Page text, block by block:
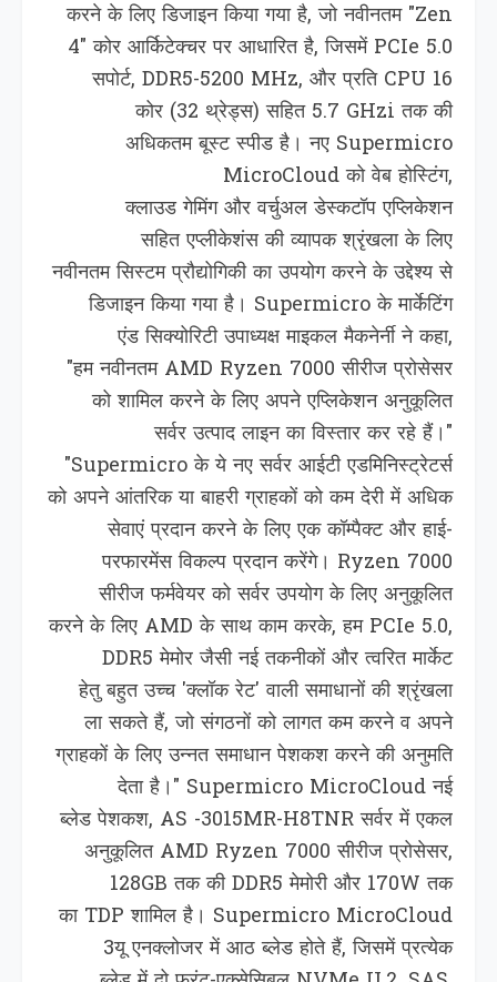
करने के लिए डिजाइन किया गया है, जो नवीनतम "Zen
4" कोर आर्किटेक्चर पर आधारित है, जिसमें PCIe 5.0
सपोर्ट, DDR5-5200 MHz, और प्रति CPU 16
कोर (32 थ्रेड्स) सहित 5.7 GHzi तक की
अधिकतम बूस्ट स्पीड है। नए Supermicro
MicroCloud को वेब होस्टिंग,
क्लाउड गेमिंग और वर्चुअल डेस्कटॉप एप्लिकेशन
सहित एप्‍लीकेशंस की व्‍यापक श्रृंखला के लिए
नवीनतम सिस्टम प्रौद्योगिकी का उपयोग करने के उद्देश्‍य से
डिजाइन किया गया है। Supermicro के मार्केटिंग
एंड सिक्योरिटी उपाध्‍यक्ष माइकल मैकनेर्नी ने कहा,
"हम नवीनतम AMD Ryzen 7000 सीरीज प्रोसेसर
को शामिल करने के लिए अपने एप्लिकेशन अनुकूलित
सर्वर उत्पाद लाइन का विस्तार कर रहे हैं।"
"Supermicro के ये नए सर्वर आईटी एडमिनिस्‍ट्रेटर्स
को अपने आंतरिक या बाहरी ग्राहकों को कम देरी में अधिक
सेवाएं प्रदान करने के लिए एक कॉम्पैक्ट और हाई-
परफारमेंस विकल्प प्रदान करेंगे। Ryzen 7000
सीरीज फर्मवेयर को सर्वर उपयोग के लिए अनुकूलित
करने के लिए AMD के साथ काम करके, हम PCIe 5.0,
DDR5 मेमोर जैसी नई तकनीकों और त्‍वरित मार्केट
हेतु बहुत उच्‍च 'क्‍लॉक रेट' वाली समाधानों की श्रृंखला
ला सकते हैं, जो संगठनों को लागत कम करने व अपने
ग्राहकों के लिए उन्नत समाधान पेशकश करने की अनुमति
देता है।" Supermicro MicroCloud नई
ब्लेड पेशकश, AS -3015MR-H8TNR सर्वर में एकल
अनुकूलित AMD Ryzen 7000 सीरीज प्रोसेसर,
128GB तक की DDR5 मेमोरी और 170W तक
का TDP शामिल है। Supermicro MicroCloud
3यू एनक्लोजर में आठ ब्लेड होते हैं, जिसमें प्रत्येक